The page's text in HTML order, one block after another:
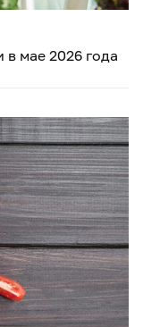
мае 2026 года